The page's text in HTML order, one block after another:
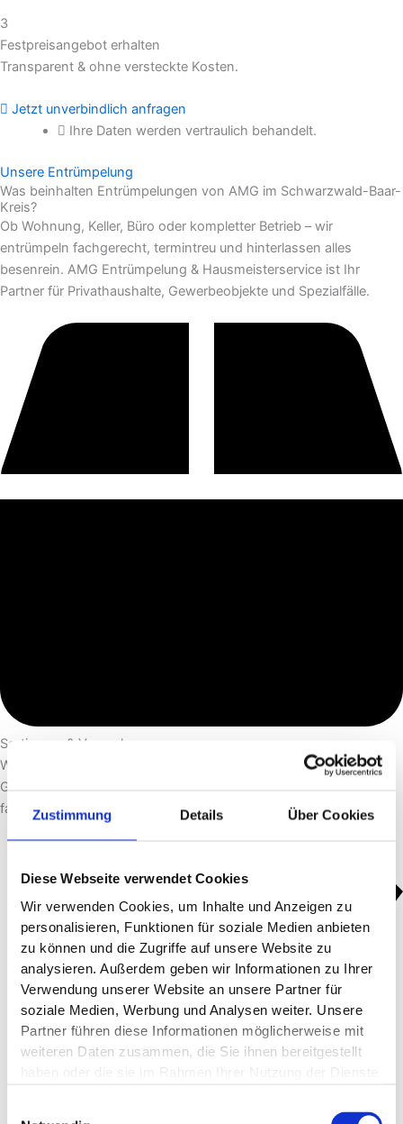
Zustimmung Details Über Cookies
Diese Webseite verwendet Cookies
Wir verwenden Cookies, um Inhalte und Anzeigen zu
personalisieren, Funktionen für soziale Medien anbieten
zu können und die Zugriffe auf unsere Website zu
analysieren. Außerdem geben wir Informationen zu Ihrer
Verwendung unserer Website an unsere Partner für
soziale Medien, Werbung und Analysen weiter. Unsere
Partner führen diese Informationen möglicherweise mit
weiteren Daten zusammen, die Sie ihnen bereitgestellt
3
Festpreisangebot erhalten
Transparent & ohne versteckte Kosten.
Jetzt unverbindlich anfragen
Ihre Daten werden vertraulich behandelt.
Unsere Entrümpelung
Was beinhalten Entrümpelungen von AMG im Schwarzwald-Baar-
Kreis?
Ob Wohnung, Keller, Büro oder kompletter Betrieb – wir
entrümpeln fachgerecht, termintreu und hinterlassen alles
besenrein. AMG Entrümpelung & Hausmeisterservice ist Ihr
Partner für Privathaushalte, Gewerbeobjekte und Spezialfälle.
Sortierung & Verpackung
Wir sortieren, demontieren und verpacken Möbel, Geräte und
Gegenstände sorgfältig, um einen sicheren Transport und eine
fachgerechte Entsorgung zu gewährleisten.